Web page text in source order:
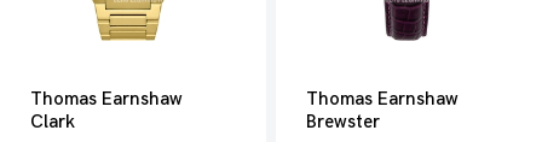
Thomas Earnshaw
Clark
Thomas Earnshaw
Brewster